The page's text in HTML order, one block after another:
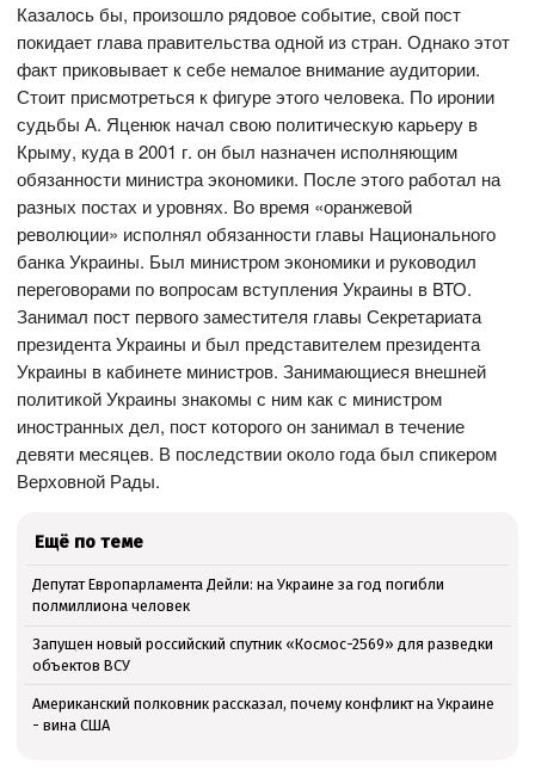
Казалось бы, произошло рядовое событие, свой пост
покидает глава правительства одной из стран. Однако этот
факт приковывает к себе немалое внимание аудитории.
Стоит присмотреться к фигуре этого человека. По иронии
судьбы А. Яценюк начал свою политическую карьеру в
Крыму, куда в 2001 г. он был назначен исполняющим
обязанности министра экономики. После этого работал на
разных постах и уровнях. Во время «оранжевой
революции» исполнял обязанности главы Национального
банка Украины. Был министром экономики и руководил
переговорами по вопросам вступления Украины в ВТО.
Занимал пост первого заместителя главы Секретариата
президента Украины и был представителем президента
Украины в кабинете министров. Занимающиеся внешней
политикой Украины знакомы с ним как с министром
иностранных дел, пост которого он занимал в течение
девяти месяцев. В последствии около года был спикером
Верховной Рады.
Ещё по теме
Депутат Европарламента Дейли: на Украине за год погибли
полмиллиона человек
Запущен новый российский спутник «Космос-2569» для разведки
объектов ВСУ
Американский полковник рассказал, почему конфликт на Украине
- вина США